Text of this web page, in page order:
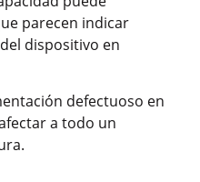
parecen indicar
dispositivo en
defectuoso en
a todo un